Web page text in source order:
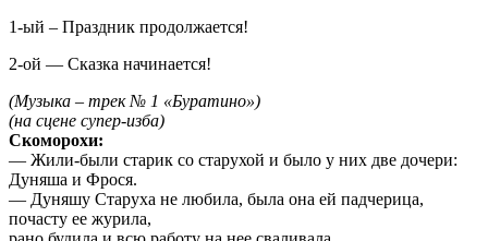
1-ый – Праздник продолжается!
2-ой — Сказка начинается!
(Музыка – трек № 1 «Буратино»)
(на сцене супер-изба)
Скоморохи:
— Жили-были старик со старухой и было у них две дочери:
Дуняша и Фрося.
— Дуняшу Старуха не любила, была она ей падчерица,
почасту ее журила,